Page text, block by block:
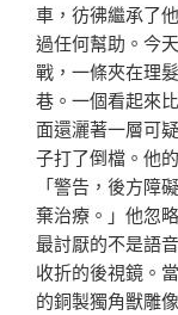
車，彷彿繼承了
過任何幫助。今
戰，一條夾在理
巷。一個看起來
面還灑著一層可
子打了倒檔。他
「警告，後方障
棄治療。」他忽
最討厭的不是語
收折的後視鏡。
的銅製獨角獸雕